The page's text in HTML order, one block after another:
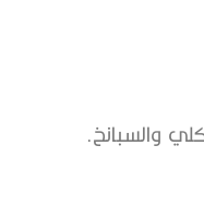
والسبانخ.